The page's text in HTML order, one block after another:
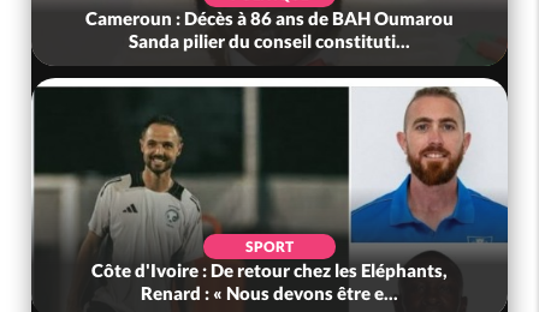
Cameroun : Décès à 86 ans de BAH Oumarou
Sanda pilier du conseil constituti...
SPORT
Côte d'Ivoire : De retour chez les Eléphants,
Renard : « Nous devons être e...